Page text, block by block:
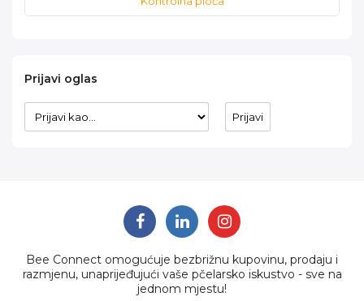
Prijavi oglas
Bee Connect omogućuje bezbrižnu kupovinu, prodaju i
razmjenu, unaprijeđujući vaše pčelarsko iskustvo - sve na
jednom mjestu!